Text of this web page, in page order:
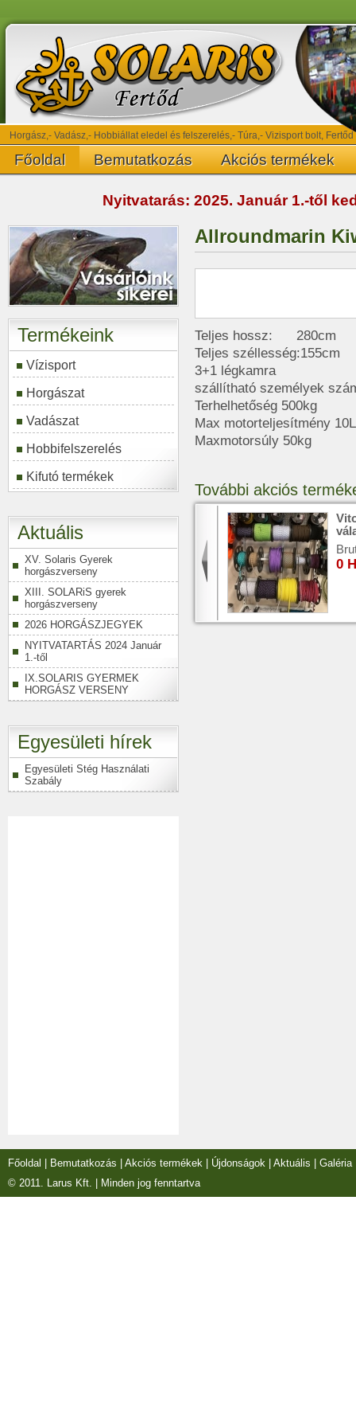
Horgász,- Vadász,- Hobbiállat eledel és felszerelés,- Túra,- Vizisport bolt, Fertőd
Főoldal Bemutatkozás Akciós termékek
Nyitvatarás: 2025. Január 1.-től
Termékeink
Vízisport
Horgászat
Vadászat
Hobbifelszerelés
Kifutó termékek
Aktuális
XV. Solaris Gyerek
horgászverseny
XIII. SOLARiS gyerek
horgászverseny
2026 HORGÁSZJEGYEK
NYITVATARTÁS 2024 Január
1.-től
IX.SOLARIS GYERMEK
HORGÁSZ VERSENY
Egyesületi hírek
Egyesületi Stég Használati
Szabály
Allroundmarin
Teljes hossz: 280cm
Teljes széllesség:155cm
3+1 légkamra
szállítható személyek
Terhelhetőség 500kg
Max motorteljesítmény
Maxmotorsúly 50kg
További akciós
Epropulsion eLite
Készletről!
Bruttó ár:
0 HUF 0
Főoldal Bemutatkozás Akciós termékek Újdonságok Aktuális Galéria
© 2011. Larus Kft. | Minden jog fenntartva